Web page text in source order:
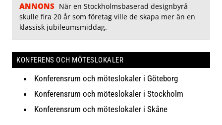
ANNONS När en Stockholmsbaserad designbyrå
skulle fira 20 år som företag ville de skapa mer än en
klassisk jubileumsmiddag.
KONFERENS OCH MÖTESLOKALER
Konferensrum och möteslokaler i Göteborg
Konferensrum och möteslokaler i Stockholm
Konferensrum och möteslokaler i Skåne